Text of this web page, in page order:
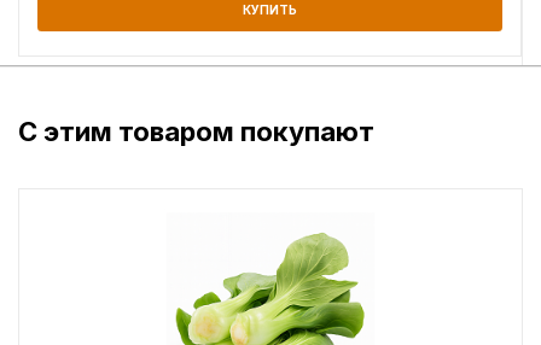
КУПИТЬ
С этим товаром покупают